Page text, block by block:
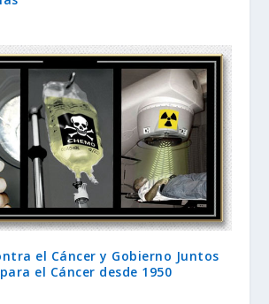
el Cáncer y Gobierno Juntos
el Cáncer desde 1950